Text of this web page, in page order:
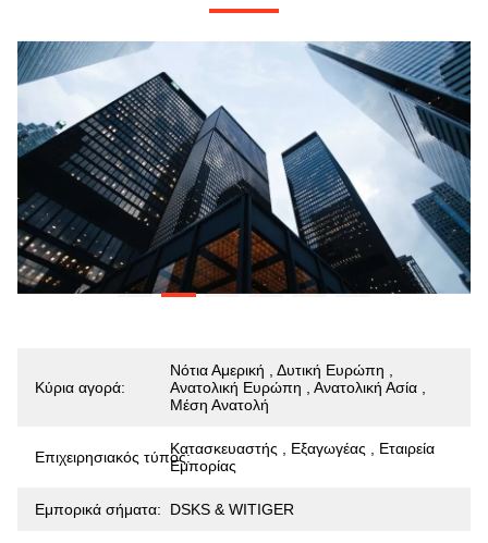
Κύρια αγορά:
Νότια Αμερική , Δυτική Ευρώπη ,
Ανατολική Ευρώπη , Ανατολική Ασία ,
Μέση Ανατολή
Επιχειρησιακός τύπος:Κατασκευαστής , Εξαγωγέας , Εταιρεία
Εμπορίας
Εμπορικά σήματα: DSKS & WITIGER